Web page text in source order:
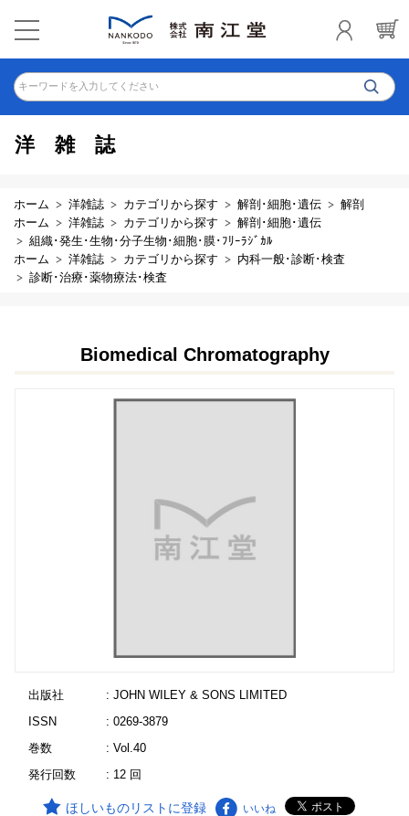
キーワードを入力してください
洋雑誌
ホーム 洋雑誌 カテゴリから探す 解剖･細胞･遺伝
解剖
ホーム
洋雑誌 カテゴリから探す
解剖･細胞･遺伝
組織･発生･生物･分子生物･細胞･膜･ﾌﾘｰﾗｼﾞｶﾙ
ホーム
洋雑誌 カテゴリから探す
内科一般･診断･検査
診断･治療･薬物療法･検査
Biomedical Chromatography
出版社
: JOHN WILEY & SONS LIMITED
ISSN
: 0269-3879
巻数
: Vol.40
発行回数
: 12 回
ほしいものリストに登録 いいね